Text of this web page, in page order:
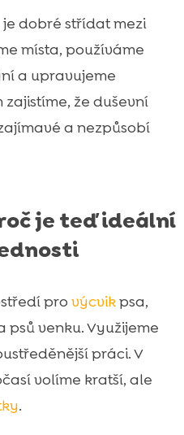
dobré střídat mezi
místa, používáme
a upravujeme
že duševní
a nezpůsobí
je teď ideální
pro výcvikpsa,
venku. Využijeme
práci. V
volíme kratší, ale
.